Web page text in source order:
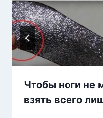
Чтобы ноги не
взять всего